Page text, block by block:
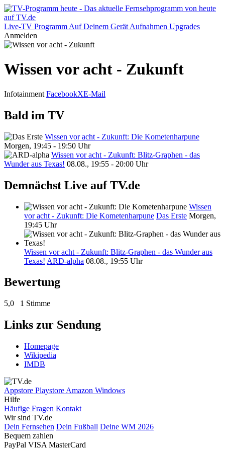
Live-TV Programm Auf Deinem Gerät Aufnahmen Upgrades
Anmelden
Wissen vor acht - Zukunft
Infotainment FacebookXE-Mail
Bald im TV
Wissen vor acht - Zukunft: Die Kometenharpune
Morgen, 19:45 - 19:50 Uhr
Wissen vor acht - Zukunft: Blitz-Graphen - das
Wunder aus Texas! 08.08., 19:55 - 20:00 Uhr
Demnächst Live auf TV.de
Wissen
vor acht - Zukunft: Die Kometenharpune Das Erste Morgen,
19:45 Uhr
Wissen vor acht - Zukunft: Blitz-Graphen - das Wunder aus
Texas! ARD-alpha 08.08., 19:55 Uhr
Bewertung
5,0 1 Stimme
Links zur Sendung
Homepage
Wikipedia
IMDB
Appstore Playstore Amazon Windows
Hilfe
Häufige Fragen Kontakt
Wir sind TV.de
Dein Fernsehen Dein Fußball Deine WM 2026
Bequem zahlen
PayPal VISA MasterCard